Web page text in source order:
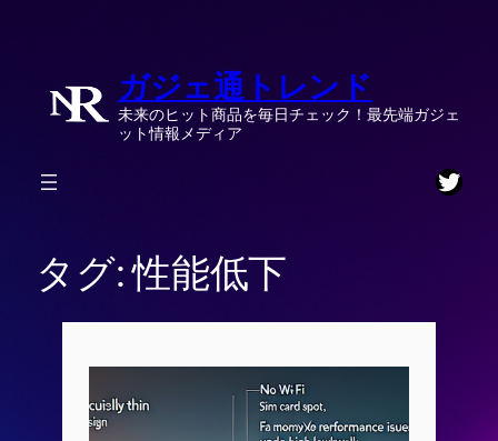
ガジェ通トレンド
未来のヒット商品を毎日チェック！最先端ガジェ
ット情報メディア
タグ:性能低下